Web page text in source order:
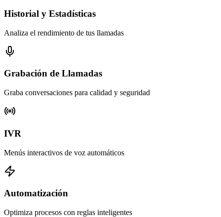
Historial y Estadísticas
Analiza el rendimiento de tus llamadas
Grabación de Llamadas
Graba conversaciones para calidad y seguridad
IVR
Menús interactivos de voz automáticos
Automatización
Optimiza procesos con reglas inteligentes